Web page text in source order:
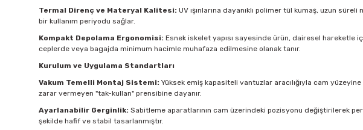
Termal Direnç ve Materyal Kalitesi: UV ışınlarına dayanıklı polimer tül kumaş, uzun
bir kullanım periyodu sağlar.
Kompakt Depolama Ergonomisi: Esnek iskelet yapısı sayesinde ürün, dairesel hareketle
ceplerde veya bagajda minimum hacimle muhafaza edilmesine olanak tanır.
Kurulum ve Uygulama Standartları
Vakum Temelli Montaj Sistemi: Yüksek emiş kapasiteli vantuzlar aracılığıyla cam
zarar vermeyen "tak-kullan" prensibine dayanır.
Ayarlanabilir Gerginlik: Sabitleme aparatlarının cam üzerindeki pozisyonu değiştirilerek
şekilde hafif ve stabil tasarlanmıştır.